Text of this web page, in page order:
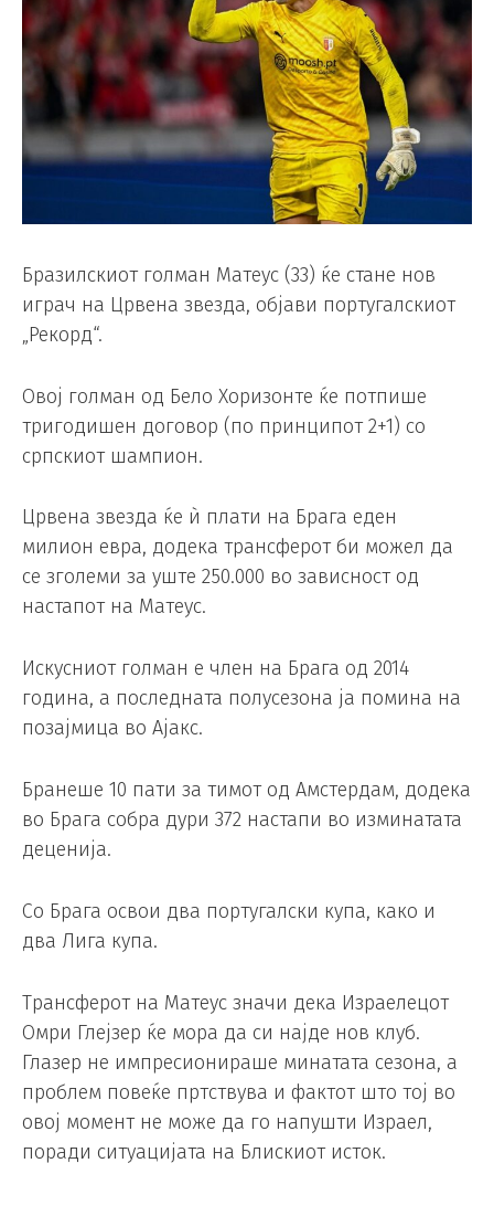
Бразилскиот голман Матеус (33) ќе стане нов
играч на Црвена звезда, објави португалскиот
„Рекорд“.
Овој голман од Бело Хоризонте ќе потпише
тригодишен договор (по принципот 2+1) со
српскиот шампион.
Црвена звезда ќе ѝ плати на Брага еден
милион евра, додека трансферот би можел да
се зголеми за уште 250.000 во зависност од
настапот на Матеус.
Искусниот голман е член на Брага од 2014
година, а последната полусезона ја помина на
позајмица во Ајакс.
Бранеше 10 пати за тимот од Амстердам, додека
во Брага собра дури 372 настапи во изминатата
деценија.
Со Брага освои два португалски купа, како и
два Лига купа.
Трансферот на Матеус значи дека Израелецот
Омри Глејзер ќе мора да си најде нов клуб.
Глазер не импресионираше минатата сезона, а
проблем повеќе пртствува и фактот што тој во
овој момент не може да го напушти Израел,
поради ситуацијата на Блискиот исток.